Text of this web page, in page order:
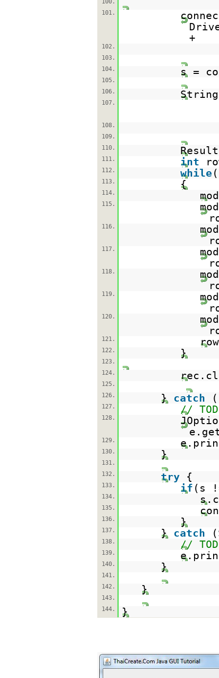
100.
101.
+
102.
103.
104.
s =
105.
106.
107.
108.
109.
110.
111. int
112. while
113.
114.
115.
116.
117.
118.
119.
120.
121.
122. }
123.
124.
125.
126.
} catch
127. //
128.
129.
130. }
131.
132.
try {
133. if (s
134.
135.
136. }
137. } catch
138. //
139.
140. }
141.
142.
}
143.
144.
}